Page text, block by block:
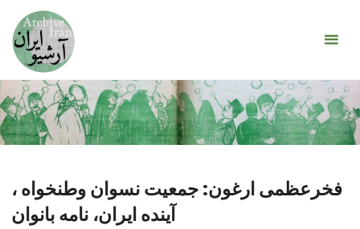
content
فخرعظمی ارغون: جمعیت نسوان وطنخواه ،
آینده ایران، نامه بانوان